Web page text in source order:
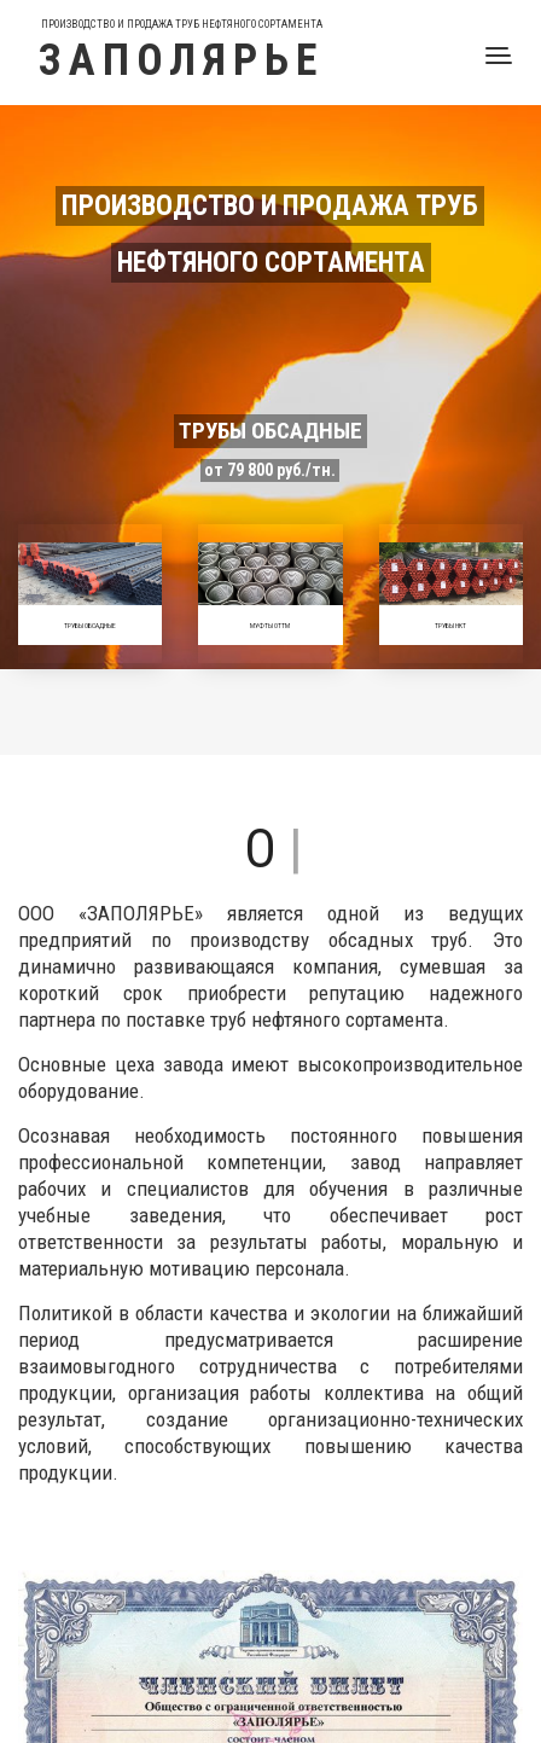
ПРОИЗВОДСТВО И ПРОДАЖА ТРУБ НЕФТЯНОГО СОРТАМЕНТА
ЗАПОЛЯРЬЕ
ПРОИЗВОДСТВО И ПРОДАЖА ТРУБ
НЕФТЯНОГО СОРТАМЕНТА
ТРУБЫ ОБСАДНЫЕ
от 79 800 руб./тн.
ТРУБЫ ОБСАДНЫЕ МУФТЫ ОТТМ ТРУБЫ НКТ
П |
ООО «ЗАПОЛЯРЬЕ» является одной из ведущих
предприятий по производству обсадных труб. Это
динамично развивающаяся компания, сумевшая за
короткий срок приобрести репутацию надежного
партнера по поставке труб нефтяного сортамента.
Основные цеха завода имеют высокопроизводительное
оборудование.
Осознавая необходимость постоянного повышения
профессиональной компетенции, завод направляет
рабочих и специалистов для обучения в различные
учебные заведения, что обеспечивает рост
ответственности за результаты работы, моральную и
материальную мотивацию персонала.
Политикой в области качества и экологии на ближайший
период предусматривается расширение
взаимовыгодного сотрудничества с потребителями
продукции, организация работы коллектива на общий
результат, создание организационно-технических
условий, способствующих повышению качества
продукции.